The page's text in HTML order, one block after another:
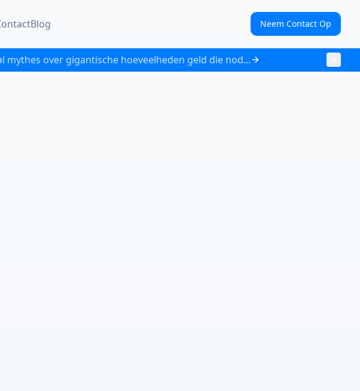
Blog Neem Contact Op
mythes over gigantische hoeveelheden geld die nod...